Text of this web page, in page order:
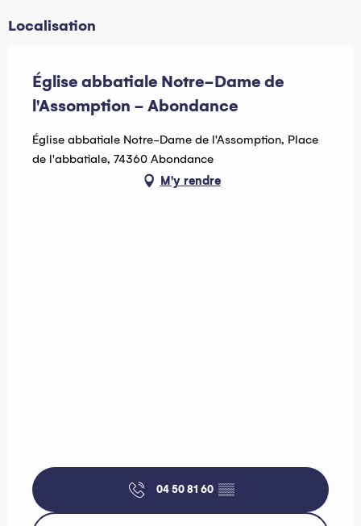
Localisation
Église abbatiale Notre-Dame de
l'Assomption - Abondance
Église abbatiale Notre-Dame de l'Assomption, Place
de l'abbatiale, 74360 Abondance
M'y rendre
04 50 81 60 ▒▒